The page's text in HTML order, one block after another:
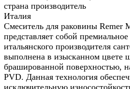
страна производитель
Италия
Смеситель для раковины Remer
представляет собой
итальянского производителя
выполнена в изысканном цвете
брашированной поверхностью,
PVD. Данная технология